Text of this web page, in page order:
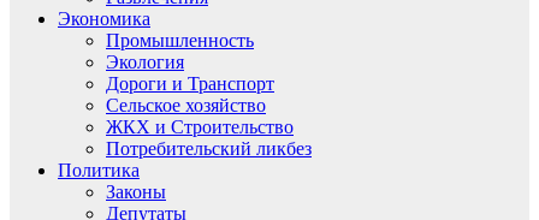
Экономика
Промышленность
Экология
Дороги и Транспорт
Сельское хозяйство
ЖКХ и Строительство
Потребительский ликбез
Политика
Законы
Депутаты